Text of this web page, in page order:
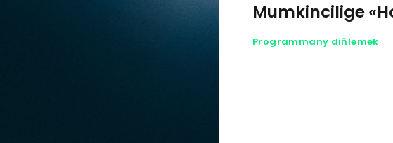
Mumkincilige
Programmany diňlemek